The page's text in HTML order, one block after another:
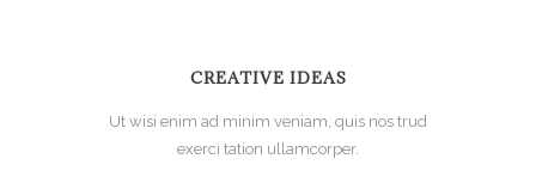
CREATIVE IDEAS
Ut wisi enim ad minim veniam, quis nos trud
exerci tation ullamcorper.